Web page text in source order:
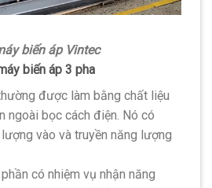
biến áp Vintec
biến áp 3 pha
được làm bằng chất liệu
ngoài bọc cách điện. Nó có
vào và truyền năng lượng
có nhiệm vụ nhận năng